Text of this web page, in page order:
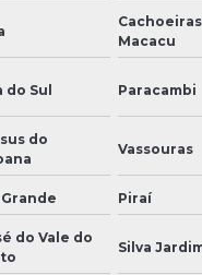
Macacu
do Sul Paracambi
do
Vassouras
Piraí
do Vale do
Silva